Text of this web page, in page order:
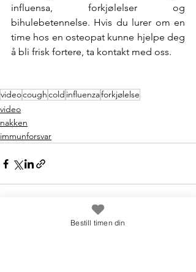
influensa, forkjølelser og
bihulebetennelse. Hvis du lurer om en
time hos en osteopat kunne hjelpe deg
å bli frisk fortere, ta kontakt med oss.
videocoughcold influenzaforkjølelse
video
nakken
immunforsvar
Bestill timen din